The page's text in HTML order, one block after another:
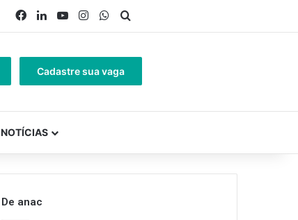
Facebook
LinkedinYouTubeInstagramWhatsApp
Cadastre sua vaga
NOTÍCIAS
De anac